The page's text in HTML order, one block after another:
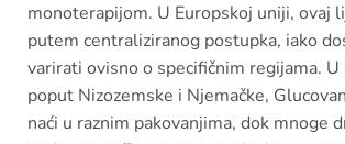
monoterapijom. U Europskoj uniji, ovaj
putem centraliziranog postupka, iako
varirati ovisno o specifičnim regijama. U
poput Nizozemske i Njemačke,
naći u raznim pakovanjima, dok mnoge